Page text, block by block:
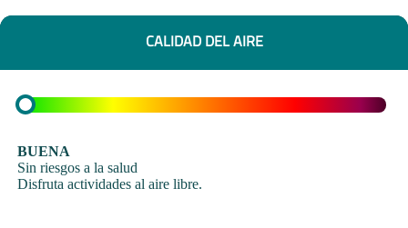
CALIDAD DEL AIRE
BUENA
Sin riesgos a la salud
Disfruta actividades al aire libre.